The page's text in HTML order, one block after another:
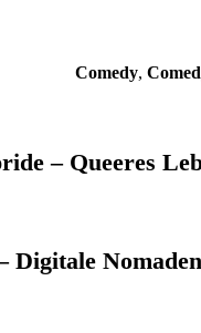
Comedy,
– Queeres
Digitale